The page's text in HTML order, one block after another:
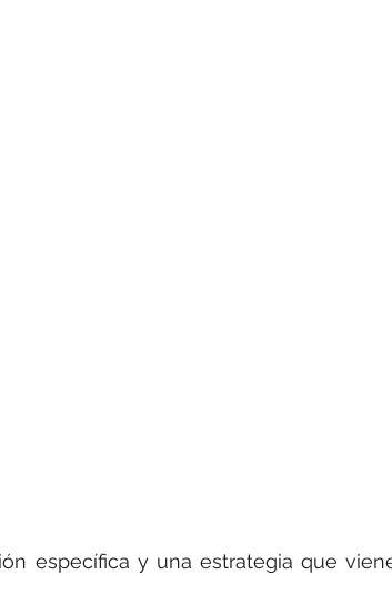
específica y una estrategia que